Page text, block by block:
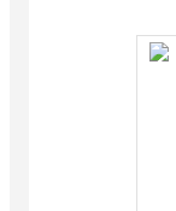
BOXILの使い